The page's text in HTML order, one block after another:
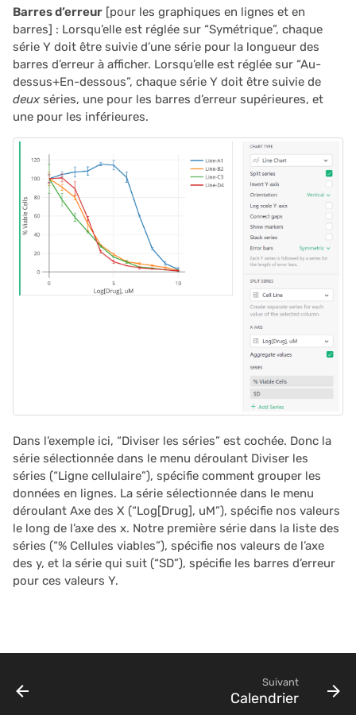
Barres d’erreur [pour les graphiques en lignes et en
barres] : Lorsqu’elle est réglée sur “Symétrique”, chaque
série Y doit être suivie d’une série pour la longueur des
barres d’erreur à afficher. Lorsqu’elle est réglée sur “Au-
dessus+En-dessous”, chaque série Y doit être suivie de
deux séries, une pour les barres d’erreur supérieures, et
une pour les inférieures.
Dans l’exemple ici, “Diviser les séries” est cochée. Donc la
série sélectionnée dans le menu déroulant Diviser les
séries (“Ligne cellulaire”), spécifie comment grouper les
données en lignes. La série sélectionnée dans le menu
déroulant Axe des X (“Log[Drug], uM”), spécifie nos valeurs
le long de l’axe des x. Notre première série dans la liste des
séries (“% Cellules viables”), spécifie nos valeurs de l’axe
des y, et la série qui suit (“SD”), spécifie les barres d’erreur
pour ces valeurs Y.
Suivant
Calendrier